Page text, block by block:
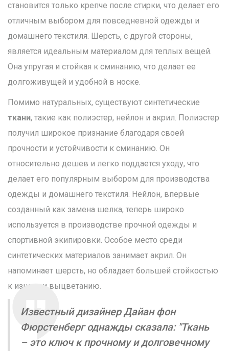
становится только крепче после стирки, что делает его
отличным выбором для повседневной одежды и
домашнего текстиля. Шерсть, с другой стороны,
является идеальным материалом для теплых вещей.
Она упругая и стойкая к сминанию, что делает ее
долгоживущей и удобной в носке.
Помимо натуральных, существуют синтетические
ткани, такие как полиэстер, нейлон и акрил. Полиэстер
получил широкое признание благодаря своей
прочности и устойчивости к сминанию. Он
относительно дешев и легко поддается уходу, что
делает его популярным выбором для производства
одежды и домашнего текстиля. Нейлон, впервые
созданный как замена шелка, теперь широко
используется в производстве прочной одежды и
спортивной экипировки. Особое место среди
синтетических материалов занимает акрил. Он
напоминает шерсть, но обладает большей стойкостью
к износу и выцветанию.
Известный дизайнер Дайан фон
Фюрстенберг однажды сказала: "Ткань
– это ключ к прочному и долговечному